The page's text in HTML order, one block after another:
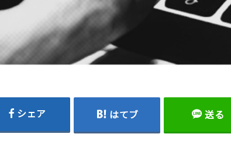
シェア はてブ 送る